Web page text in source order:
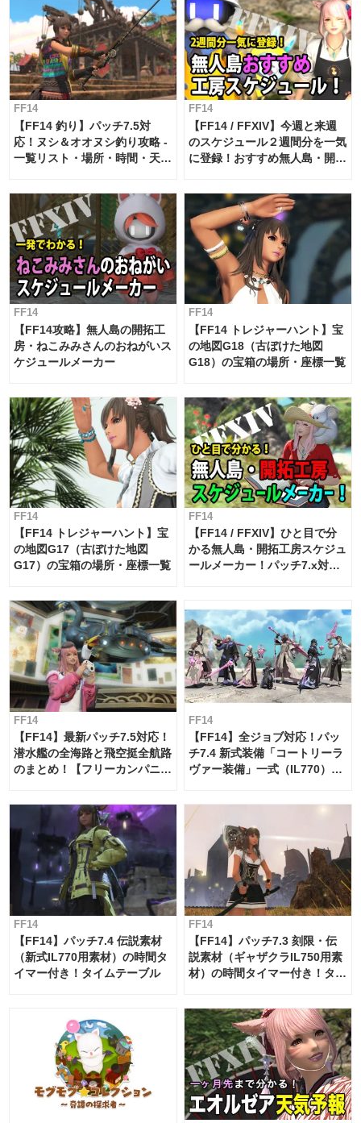
FF14
【FF14 釣り】パッチ7.5対
応！ヌシ＆オオヌシ釣り攻略 -
一覧リスト・場所・時間・天
FF14
【FF14 / FFXIV】今週と来週
のスケジュール２週間分を一気
に登録！おすすめ無人島・開拓
FF14
【FF14攻略】無人島の開拓工
房・ねこみみさんのおねがいス
ケジュールメーカー
FF14
【FF14 トレジャーハント】宝
の地図G18（古ぼけた地図
G18）の宝箱の場所・座標一覧
FF14
【FF14 トレジャーハント】宝
の地図G17（古ぼけた地図
G17）の宝箱の場所・座標一覧
FF14
【FF14 / FFXIV】ひと目で分
かる無人島・開拓工房スケジュ
ールメーカー！パッチ7.x対応
FF14
【FF14】最新パッチ7.5対応！
潜水艦の全海路と飛空挺全航路
のまとめ！【フリーカンパニ
FF14
【FF14】全ジョブ対応！パッ
チ7.4 新式装備「コートリーラ
ヴァー装備」一式（IL770）の
FF14
【FF14】パッチ7.4 伝説素材
（新式IL770用素材）の時間タ
イマー付き！タイムテーブル
FF14
【FF14】パッチ7.3 刻限・伝
説素材（ギャザクラIL750用素
材）の時間タイマー付き！タイ